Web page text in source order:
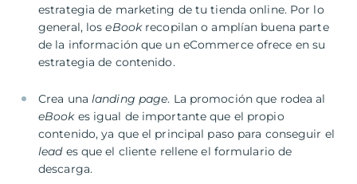
estrategia de marketing de tu tienda online. Por lo
general, loseBookrecopilan o amplían buena parte
de la información que un eCommerce ofrece en su
estrategia de contenido.
Crea unalanding page. La promoción que rodea al
eBook es igual de importante que el propio
contenido, ya que el principal paso para conseguir el
lead es que el cliente rellene el formulario de
descarga.